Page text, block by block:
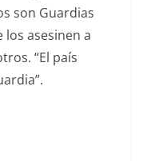
son Guardias
los asesinen a
“El país